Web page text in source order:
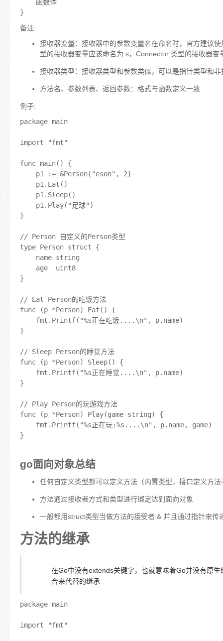
    函数体
备注:
接收器变量：接收器中的参数变量名在命名时，官方建议
型的接收器变量应该命名为 s，Connector 类型的接收器变
接收器类型：接收器类型和参数类似，可以是指针类型和非
方法名、参数列表、返回参数：格式与函数定义一致
例子:
package main
import "fmt"
func main() {
}
// Person 自定义的Person类型
type Person struct {
}
// Eat Person的吃饭方法
func (p *Person) Eat() {
}
// Sleep Person的睡觉方法
func (p *Person) Sleep() {
}
// Play Person的玩游戏方法
func (p *Person) Play(game string) {
}
go面向对象总结
任何自定义类型都可以定义方法（内置类型，接口定义方
方法通过接收者方式和类型进行绑定达到面向对象
一般都用struct类型当做方法的接受者 & 并且通过指针来传
方法的继承
在Go中没有extends关键字，也就意味着Go并没有原
合来代替的继承
package main
import "fmt"